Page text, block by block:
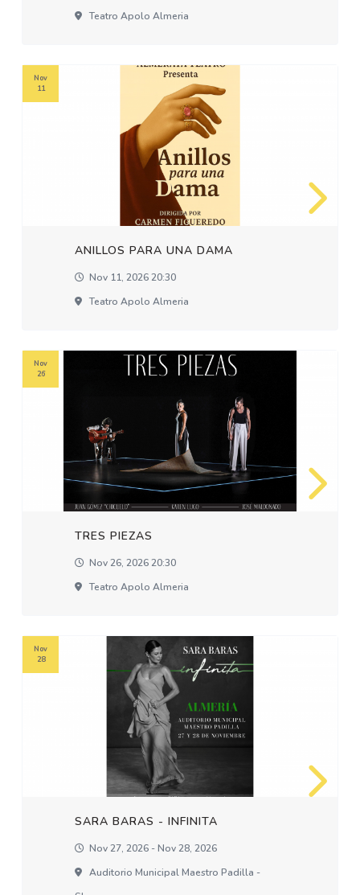
Teatro Apolo Almeria
ANILLOS PARA UNA DAMA
Nov 11, 2026 20:30
Teatro Apolo Almeria
Nov
11
TRES PIEZAS
Nov 26, 2026 20:30
Teatro Apolo Almeria
Nov
26
SARA BARAS - INFINITA
Nov 27, 2026 - Nov 28, 2026
Auditorio Municipal Maestro Padilla -
Nov
28